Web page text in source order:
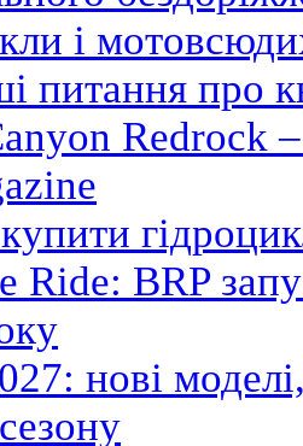
і
питання про
Redrock
Ride: BRP
нові